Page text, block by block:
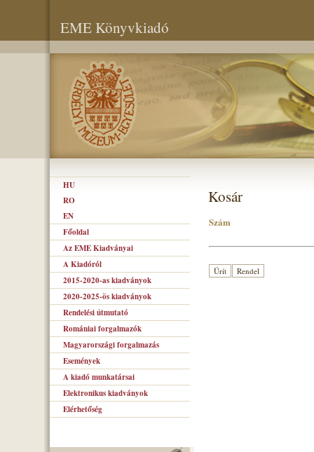
EME Könyvkiadó
HU
RO
EN
Főoldal
Az EME Kiadványai
A Kiadóról
2015-2020-as kiadványok
2020-2025-ös kiadványok
Rendelési útmutató
Romániai forgalmazók
Magyarországi forgalmazás
Események
A kiadó munkatársai
Elektronikus kiadványok
Elérhetőség
Kosár
Szám